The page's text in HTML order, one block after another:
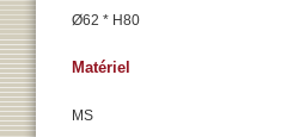
Ø62 * H80
Matériel
MS